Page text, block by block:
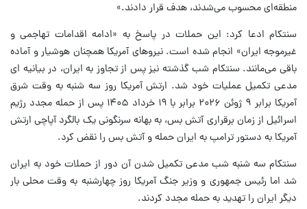
منطقه‌ای محسوب می‌شدند، هدف قرار دادند.»
سنتکام ادعا کرد: این حملات در پاسخ به «ادامه اقدامات تهاجمی و
غیرموجه ایران» انجام شده است. نیروهای آمریکا همچنان هوشیار و آماده
باقی می‌مانند. سنتکام شب گذشته نیز پس از تجاوز به ایران، در بیانیه ای
مدعی تکمیل عملیات خود شد. ارتش آمریکا روز سه شنبه به وقت شرق
آمریکا برابر ۹ ژوئن ۲۰۲۶ برابر با ۱۹ خرداد ۱۴۰۵ پس از حمله مجدد رژیم
اسرائیل از زمان برقراری آتش بس، به بهانه سرنگونی یک بالگرد آپاچی ارتش
آمریکا به دستور ترامپ به ایران حمله و آتش بس را نقض کرد.
سنتکام سه شنبه شب مدعی تکمیل شدن آن دور از حملات خود به ایران
شد اما رئیس جمهوری و وزیر جنگ آمریکا روز چهارشنبه به وقت محلی بار
دیگر ایران را تهدید به حمله مجدد کردند.